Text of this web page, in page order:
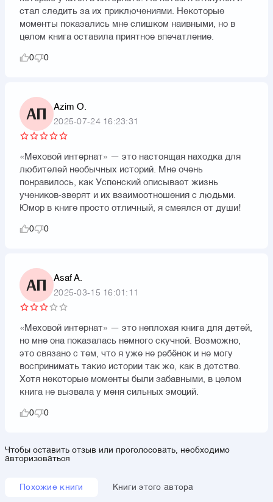
стал следить за их приключениями. Некоторые
моменты показались мне слишком наивными, но в
целом книга оставила приятное впечатление.
0 0
АП Azim O.
2025-07-24 16:23:31
«Меховой интернат» — это настоящая находка для
любителей необычных историй. Мне очень
понравилось, как Успенский описывает жизнь
учеников-зверят и их взаимоотношения с людьми.
Юмор в книге просто отличный, я смеялся от души!
0 0
АП Asaf A.
2025-03-15 16:01:11
«Меховой интернат» — это неплохая книга для детей,
но мне она показалась немного скучной. Возможно,
это связано с тем, что я уже не ребёнок и не могу
воспринимать такие истории так же, как в детстве.
Хотя некоторые моменты были забавными, в целом
книга не вызвала у меня сильных эмоций.
0 0
Чтобы оставить отзыв или проголосовать, необходимо
авторизоваться
Похожие книги Книги этого автора